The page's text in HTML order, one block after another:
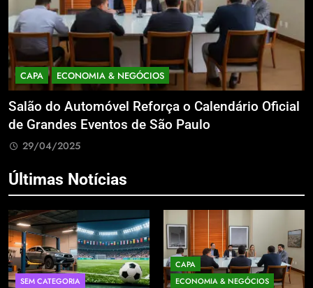
CAPA ECONOMIA & NEGÓCIOS
Salão do Automóvel Reforça o Calendário Oficial
de Grandes Eventos de São Paulo
29/04/2025
Últimas Notícias
SEM CATEGORIA
CAPA
ECONOMIA & NEGÓCIOS